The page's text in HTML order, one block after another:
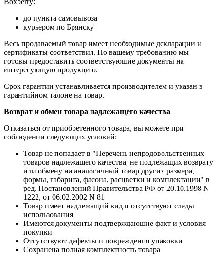
до пункта самовывоза
курьером по Брянску
Весь продаваемый товар имеет необходимые декларации и
сертификаты соответствия. По вашему требованию мы
готовы предоставить соответствующие документы на
интересующую продукцию.
Срок гарантии устанавливается производителем и указан в
гарантийном талоне на товар.
Возврат и обмен товара надлежащего качества
Отказаться от приобретенного товара, вы можете при
соблюдении следующих условий:
Товар не попадает в "Перечень непродовольственных
товаров надлежащего качества, не подлежащих возврату
или обмену на аналогичный товар других размера,
формы, габарита, фасона, расцветки и комплектации" в
ред. Постановлений Правительства РФ от 20.10.1998 N
1222, от 06.02.2002 N 81
Товар имеет надлежащий вид и отсутствуют следы
использования
Имеются документы подтверждающие факт и условия
покупки
Отсутствуют дефекты и повреждения упаковки
Сохранена полная комплектность товара